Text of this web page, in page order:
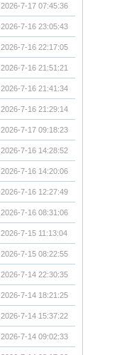
2026-7-17 07:45:36
2026-7-16 23:05:43
2026-7-16 22:17:05
2026-7-16 21:51:21
2026-7-16 21:41:34
2026-7-16 21:29:14
2026-7-17 09:18:23
2026-7-16 14:28:52
2026-7-16 14:20:06
2026-7-16 12:27:49
2026-7-16 08:31:06
2026-7-15 11:13:04
2026-7-15 08:22:55
2026-7-14 22:30:35
2026-7-14 18:21:25
2026-7-14 15:37:22
2026-7-14 09:02:33